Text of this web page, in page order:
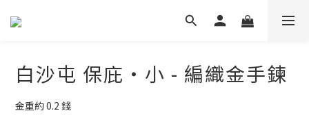
白沙屯 保庇・小 - 編織金手鍊
金重約 0.2 錢